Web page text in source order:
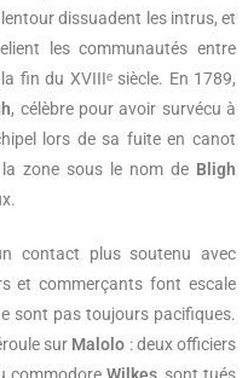
dissuadent les intrus, et
les communautés entre
fin du XVIIIᵉ siècle. En 1789,
, célèbre pour avoir survécu à
lors de sa fuite en canot
zone sous le nom de Bligh
contact plus soutenu avec
et commerçants font escale
sont pas toujours pacifiques.
sur Malolo : deux officiers